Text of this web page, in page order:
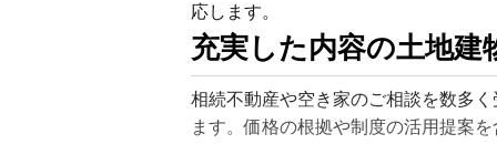
応します。
充実した内容の土地
相続不動産や空き家のご相談を数多
ます。価格の根拠や制度の活用提案